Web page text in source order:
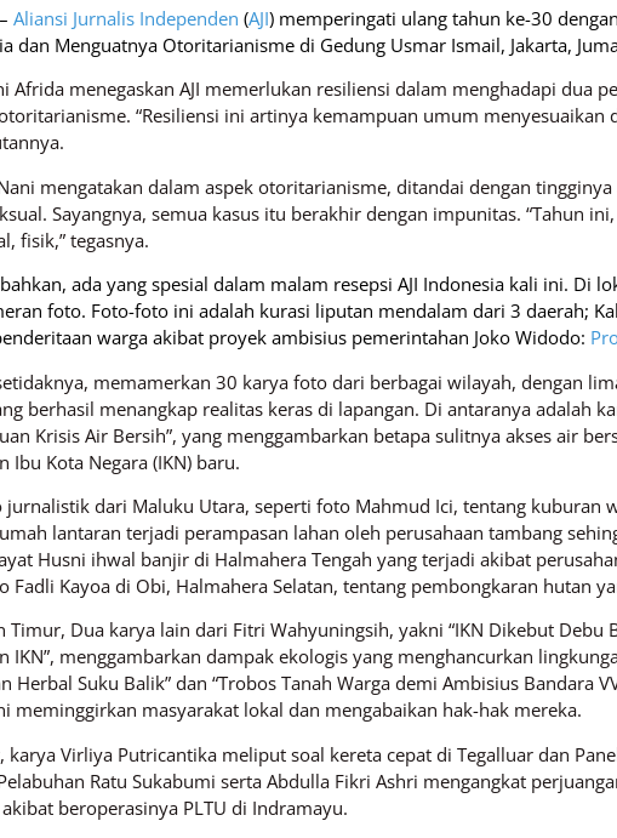
– Aliansi Jurnalis Independen (AJI) memperingati ulang tahun ke-30
dan Menguatnya Otoritarianisme di Gedung Usmar Ismail, Jakarta,
Afrida menegaskan AJI memerlukan resiliensi dalam menghadapi dua
“Resiliensi ini artinya kemampuan umum menyesuaikan
mengatakan dalam aspek otoritarianisme, ditandai dengan
Sayangnya, semua kasus itu berakhir dengan impunitas. “Tahun
fisik,” tegasnya.
ada yang spesial dalam malam resepsi AJI Indonesia kali ini. Di
foto. Foto-foto ini adalah kurasi liputan mendalam dari 3 daerah;
warga akibat proyek ambisius pemerintahan Joko Widodo:
memamerkan 30 karya foto dari berbagai wilayah, dengan
berhasil menangkap realitas keras di lapangan. Di antaranya adalah
Krisis Air Bersih”, yang menggambarkan betapa sulitnya akses air
Ibu Kota Negara (IKN) baru.
jurnalistik dari Maluku Utara, seperti foto Mahmud Ici, tentang kuburan
lantaran terjadi perampasan lahan oleh perusahaan tambang
Husni ihwal banjir di Halmahera Tengah yang terjadi akibat
Fadli Kayoa di Obi, Halmahera Selatan, tentang pembongkaran hutan
Timur, Dua karya lain dari Fitri Wahyuningsih, yakni “IKN Dikebut Debu
IKN”, menggambarkan dampak ekologis yang menghancurkan
Herbal Suku Balik” dan “Trobos Tanah Warga demi Ambisius Bandara
meminggirkan masyarakat lokal dan mengabaikan hak-hak mereka.
karya Virliya Putricantika meliput soal kereta cepat di Tegalluar dan
Ratu Sukabumi serta Abdulla Fikri Ashri mengangkat
beroperasinya PLTU di Indramayu.